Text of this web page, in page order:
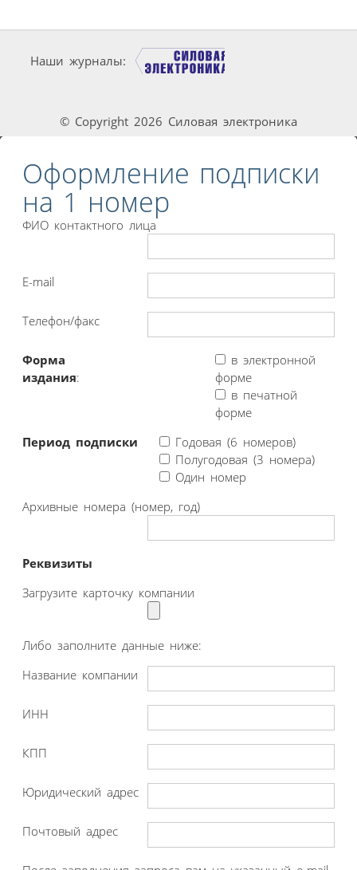
Наши журналы:
© Copyright 2026 Силовая электроника
Оформление подписки
на 1 номер
ФИО контактного лица
E-mail
Телефон/факс
Форма
издания:
в электронной
форме
в печатной
форме
Период подписки
Годовая (6 номеров)
Полугодовая (3 номера)
Один номер
Архивные номера (номер, год)
Реквизиты
Загрузите карточку компании
Либо заполните данные ниже:
Название компании
ИНН
КПП
Юридический адрес
Почтовый адрес